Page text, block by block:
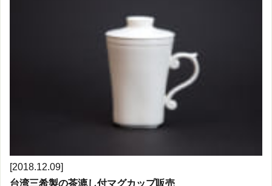
[2018.12.09]
台湾三希製の茶漉し付マグカップ販売